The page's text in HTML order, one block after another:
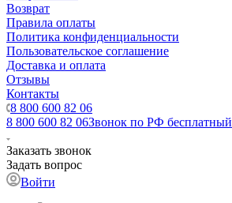
Возврат
Правила оплаты
Политика конфиденциальности
Пользовательское соглашение
Доставка и оплата
Отзывы
Контакты
8 800 600 82 06
8 800 600 82 06Звонок по РФ бесплатный
Заказать звонок
Задать вопрос
Войти